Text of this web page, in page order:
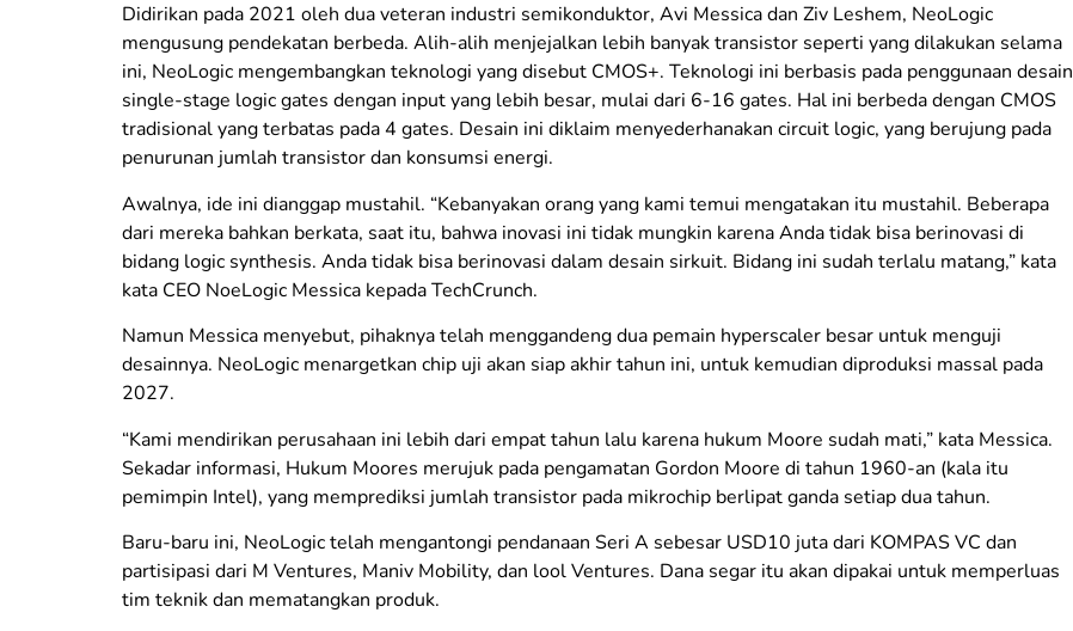
Didirikan pada 2021 oleh dua veteran industri semikonduktor, Avi Messica dan Ziv Leshem, NeoLogic
mengusung pendekatan berbeda. Alih-alih menjejalkan lebih banyak transistor seperti yang dilakukan selama
ini, NeoLogic mengembangkan teknologi yang disebut CMOS+. Teknologi ini berbasis pada penggunaan desain
single-stage logic gates dengan input yang lebih besar, mulai dari 6-16 gates. Hal ini berbeda dengan CMOS
tradisional yang terbatas pada 4 gates. Desain ini diklaim menyederhanakan circuit logic, yang berujung pada
penurunan jumlah transistor dan konsumsi energi.
Awalnya, ide ini dianggap mustahil. “Kebanyakan orang yang kami temui mengatakan itu mustahil. Beberapa
dari mereka bahkan berkata, saat itu, bahwa inovasi ini tidak mungkin karena Anda tidak bisa berinovasi di
bidang logic synthesis. Anda tidak bisa berinovasi dalam desain sirkuit. Bidang ini sudah terlalu matang,” kata
kata CEO NoeLogic Messica kepada TechCrunch.
Namun Messica menyebut, pihaknya telah menggandeng dua pemain hyperscaler besar untuk menguji
desainnya. NeoLogic menargetkan chip uji akan siap akhir tahun ini, untuk kemudian diproduksi massal pada
2027.
“Kami mendirikan perusahaan ini lebih dari empat tahun lalu karena hukum Moore sudah mati,” kata Messica.
Sekadar informasi, Hukum Moores merujuk pada pengamatan Gordon Moore di tahun 1960-an (kala itu
pemimpin Intel), yang memprediksi jumlah transistor pada mikrochip berlipat ganda setiap dua tahun.
Baru-baru ini, NeoLogic telah mengantongi pendanaan Seri A sebesar USD10 juta dari KOMPAS VC dan
partisipasi dari M Ventures, Maniv Mobility, dan lool Ventures. Dana segar itu akan dipakai untuk memperluas
tim teknik dan mematangkan produk.